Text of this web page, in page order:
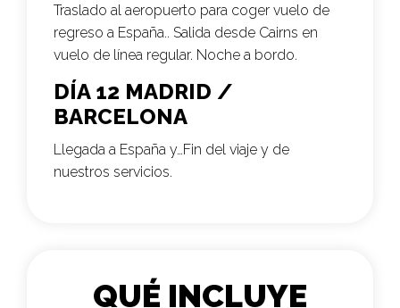
Traslado al aeropuerto para coger vuelo de
regreso a España.. Salida desde Cairns en
vuelo de línea regular. Noche a bordo.
DÍA 12 MADRID /
BARCELONA
Llegada a España y…Fin del viaje y de
nuestros servicios.
QUÉ INCLUYE